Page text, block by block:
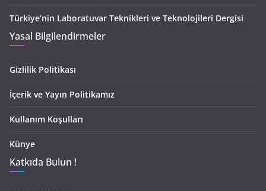
Türkiye’nin Laboratuvar Teknikleri ve Teknolojileri Dergisi
Yasal Bilgilendirmeler
Gizlilik Politikası
İçerik ve Yayın Politikamız
Kullanım Koşulları
Künye
Katkıda Bulun !